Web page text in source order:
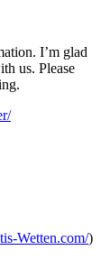
I’m glad
us. Please
Wetten.com/)